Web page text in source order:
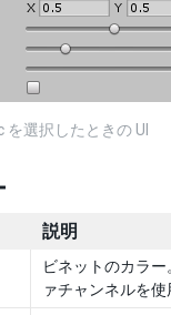
選択したときの UI
説明
ビネットのカラ
ァチャンネルを使